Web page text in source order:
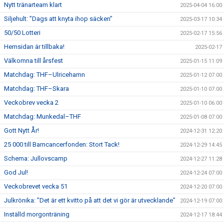
Nytt tränarteam klart 2025-04-04 16:00
Siljehult: ”Dags att knyta ihop säcken” 2025-03-17 10:34
50/50 Lotteri 2025-02-17 15:56
Hemsidan är tillbaka! 2025-02-17
Välkomna till årsfest 2025-01-15 11:09
Matchdag: THF–Ulricehamn 2025-01-12 07:00
Matchdag: THF–Skara 2025-01-10 07:00
Veckobrev vecka 2 2025-01-10 06:00
Matchdag: Munkedal–THF 2025-01-08 07:00
Gott Nytt År! 2024-12-31 12:20
25 000 till Barncancerfonden: Stort Tack! 2024-12-29 14:45
Schema: Jullovscamp 2024-12-27 11:28
God Jul! 2024-12-24 07:00
Veckobrevet vecka 51 2024-12-20 07:00
Julkrönika: ”Det är ett kvitto på att det vi gör är utvecklande” 2024-12-19 07:00
Inställd morgonträning 2024-12-17 18:44